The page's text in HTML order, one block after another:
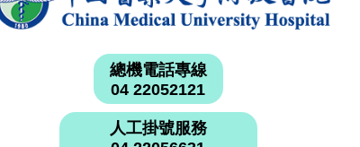
總機電話專線
04 22052121
人工掛號服務